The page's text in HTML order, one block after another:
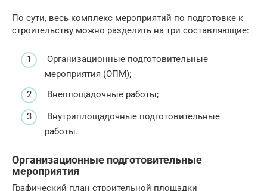
По сути, весь комплекс мероприятий по подготовке к
строительству можно разделить на три составляющие:
Организационные подготовительные
мероприятия (ОПМ);
Внеплощадочные работы;
Внутриплощадочные подготовительные
работы.
Организационные подготовительные
мероприятия
Графический план строительной площадки